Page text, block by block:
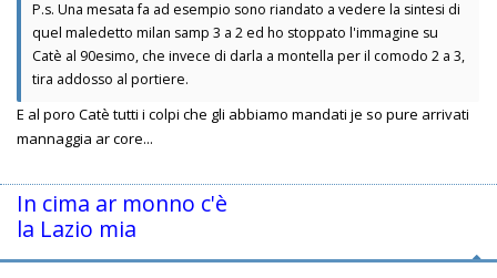
P.s. Una mesata fa ad esempio sono riandato a vedere la sintesi di
quel maledetto milan samp 3 a 2 ed ho stoppato l'immagine su
Catè al 90esimo, che invece di darla a montella per il comodo 2 a 3,
tira addosso al portiere.
E al poro Catè tutti i colpi che gli abbiamo mandati je so pure arrivati
mannaggia ar core...
In cima ar monno c'è
la Lazio mia